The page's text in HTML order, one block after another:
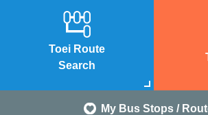
Toei Route
Search
My Bus Stops /